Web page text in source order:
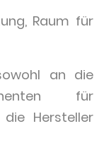
Raum für
an die
für
Hersteller